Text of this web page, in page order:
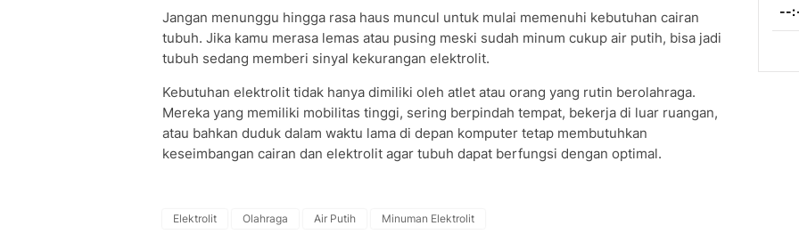
Jangan menunggu hingga rasa haus muncul untuk mulai memenuhi kebutuhan cairan
tubuh. Jika kamu merasa lemas atau pusing meski sudah minum cukup air putih, bisa jadi
tubuh sedang memberi sinyal kekurangan elektrolit.
Kebutuhan elektrolit tidak hanya dimiliki oleh atlet atau orang yang rutin berolahraga.
Mereka yang memiliki mobilitas tinggi, sering berpindah tempat, bekerja di luar ruangan,
atau bahkan duduk dalam waktu lama di depan komputer tetap membutuhkan
keseimbangan cairan dan elektrolit agar tubuh dapat berfungsi dengan optimal.
Elektrolit Olahraga Air Putih Minuman Elektrolit